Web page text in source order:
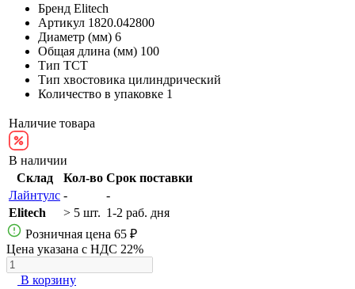
Бренд Elitech
Артикул 1820.042800
Диаметр (мм) 6
Общая длина (мм) 100
Тип ТСТ
Тип хвостовика цилиндрический
Количество в упаковке 1
Наличие товара
В наличии
Склад
Кол-во Срок поставки
Лайнтулс -
-
Elitech
> 5 шт. 1-2 раб. дня
Розничная цена 65 ₽
Цена указана с НДС 22%
В корзину